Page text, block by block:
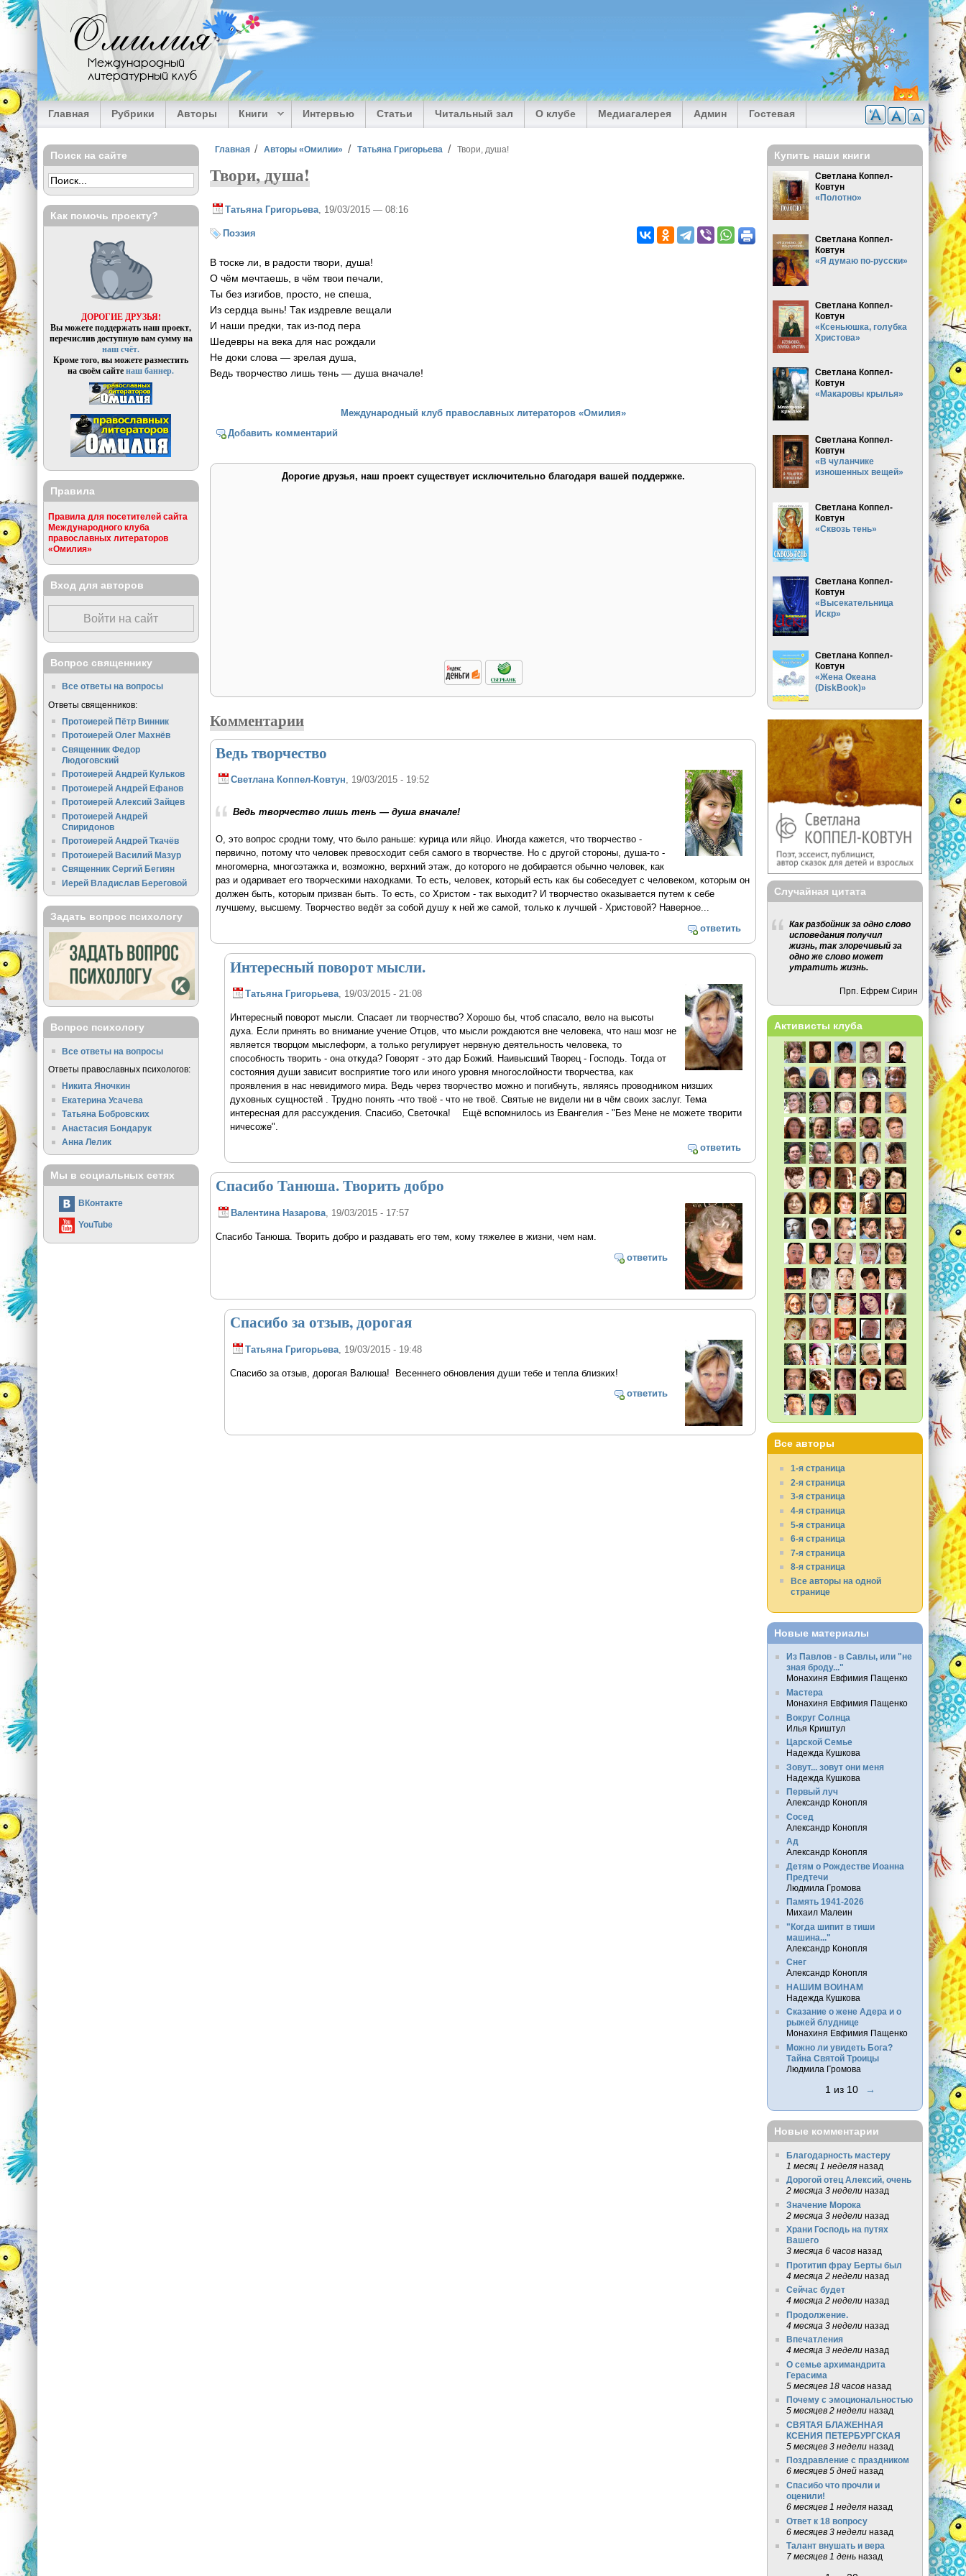
Перейти к основному содержанию
Омилия
Международный
литературный клуб
Главная Рубрики Авторы Книги Интервью Статьи Читальный зал О клубе Медиагалерея Админ Гостевая
Вы здесь
Главная Авторы «Омилии» Татьяна Григорьева Твори, душа!
Твори, душа!
Татьяна Григорьева , 19/03/2015 — 08:16
Поэзия
В тоске ли, в радости твори, душа!
О чём мечтаешь, в чём твои печали,
Ты без изгибов, просто, не спеша,
Из сердца вынь! Так издревле вещали
И наши предки, так из-под пера
Шедевры на века для нас рождали
Не доки слова — зрелая душа,
Ведь творчество лишь тень — душа вначале!
Международный клуб православных литераторов «Омилия»
Добавить комментарий
Дорогие друзья, наш проект существует исключительно благодаря вашей поддержке.
Комментарии
Ведь творчество
Светлана Коппел-Ковтун, 19/03/2015 - 19:52
Ведь творчество лишь тень — душа вначале!
О, это вопрос сродни тому, что было раньше: курица или яйцо. Иногда кажется, что творчество -
первично, потому что человек превосходит себя самого в творчестве. Но с другой стороны, душа-то -
многомерна, многоэтажка и, возможно, верхний этаж, до которого не добирается обычно человек, как
раз и одаривает его творческими находками. То есть, человек, который есть как бы собеседует с человеком, которым он
должен быть, которым призван быть. То есть, со Христом - так выходит? И творчество оказывается путем к себе
лучшему, высшему. Творчество ведёт за собой душу к ней же самой, только к лучшей - Христовой? Наверное...
ответить
Интересный поворот мысли.
Татьяна Григорьева, 19/03/2015 - 21:08
Интересный поворот мысли. Спасает ли творчество? Хорошо бы, чтоб спасало, вело на высоты
духа. Если принять во внимание учение Отцов, что мысли рождаются вне человека, что наш мозг не
является творцом мыслеформ, а только регулирует нервную деятельность человека, то
способность творить - она откуда? Говорят - это дар Божий. Наивысший Творец - Господь. Тогда от
состояния души зависит восприятие того или иного уровня многослойности творчества, как
проявления в нас невидимого мира. Ведь через творчество можно и погибнуть, являясь проводником низших
духовных сущностей . Трудно понять -что твоё - что не твоё. Святые не видели ни в чём своих заслуг. Тема
интересная для рассуждения. Спасибо, Светочка! Ещё вспомнилось из Евангелия - "Без Мене не можете творити
ничесоже".
ответить
Спасибо Танюша. Творить добро
Валентина Назарова, 19/03/2015 - 17:57
Спасибо Танюша. Творить добро и раздавать его тем, кому тяжелее в жизни, чем нам.
ответить
Спасибо за отзыв, дорогая
Татьяна Григорьева, 19/03/2015 - 19:48
Спасибо за отзыв, дорогая Валюша! Весеннего обновления души тебе и тепла близких!
ответить
Поиск на сайте
Как помочь проекту?
ДОРОГИЕ ДРУЗЬЯ!
Вы можете поддержать наш проект,
перечислив доступную вам сумму на
наш счёт.
Кроме того, вы можете разместить
на своём сайтенаш баннер.
Правила
Правила для посетителей сайта
Международного клуба
православных литераторов
«Омилия»
Вход для авторов
Войти на сайт
Вопрос священнику
Все ответы на вопросы
Ответы священников:
Протоиерей Пётр Винник
Протоиерей Олег Махнёв
Священник Федор
Людоговский
Протоиерей Андрей Кульков
Протоиерей Андрей Ефанов
Протоиерей Алексий Зайцев
Протоиерей Андрей
Спиридонов
Протоиерей Андрей Ткачёв
Протоиерей Василий Мазур
Священник Сергий Бегиян
Иерей Владислав Береговой
Задать вопрос психологу
Вопрос психологу
Все ответы на вопросы
Ответы православных психологов:
Никита Яночкин
Екатерина Усачева
Татьяна Бобровских
Анастасия Бондарук
Анна Лелик
Мы в социальных сетях
ВКонтакте
YouTube
Купить наши книги
Светлана Коппел-
Ковтун
«Полотно»
Светлана Коппел-
Ковтун
«Я думаю по-русски»
Светлана Коппел-
Ковтун
«Ксеньюшка, голубка
Христова»
Светлана Коппел-
Ковтун
«Макаровы крылья»
Светлана Коппел-
Ковтун
«В чуланчике
изношенных вещей»
Светлана Коппел-
Ковтун
«Сквозь тень»
Светлана Коппел-
Ковтун
«Высекательница
Искр»
Светлана Коппел-
Ковтун
«Жена Океана
(DiskBook)»
Случайная цитата
Как разбойник за одно слово
исповедания получил
жизнь, так злоречивый за
одно же слово может
утратить жизнь.
Прп. Ефрем Сирин
Активисты клуба
Все авторы
1-я страница
2-я страница
3-я страница
4-я страница
5-я страница
6-я страница
7-я страница
8-я страница
Все авторы на одной
странице
Новые материалы
Из Павлов - в Савлы, или "не
зная броду..."
Монахиня Евфимия Пащенко
Мастера
Монахиня Евфимия Пащенко
Вокруг Солнца
Илья Криштул
Царской Семье
Надежда Кушкова
Зовут... зовут они меня
Надежда Кушкова
Первый луч
Александр Конопля
Сосед
Александр Конопля
Ад
Александр Конопля
Детям о Рождестве Иоанна
Предтечи
Людмила Громова
Память 1941-2026
Михаил Малеин
"Когда шипит в тиши
машина..."
Александр Конопля
Снег
Александр Конопля
НАШИМ ВОИНАМ
Надежда Кушкова
Сказание о жене Адера и о
рыжей блуднице
Монахиня Евфимия Пащенко
Можно ли увидеть Бога?
Тайна Святой Троицы
Людмила Громова
1 из 10 →
Новые комментарии
Благодарность мастеру
1 месяц 1 неделяназад
Дорогой отец Алексий, очень
2 месяца 3 неделиназад
Значение Морока
2 месяца 3 неделиназад
Храни Господь на путях
Вашего
3 месяца 6 часовназад
Протитип фрау Берты был
4 месяца 2 неделиназад
Сейчас будет
4 месяца 2 неделиназад
Продолжение.
4 месяца 3 неделиназад
Впечатления
4 месяца 3 неделиназад
О семье архимандрита
Герасима
5 месяцев 18 часовназад
Почему с эмоциональностью
5 месяцев 2 неделиназад
СВЯТАЯ БЛАЖЕННАЯ
КСЕНИЯ ПЕТЕРБУРГСКАЯ
5 месяцев 3 неделиназад
Поздравление с праздником
6 месяцев 5 днейназад
Спасибо что прочли и
оценили!
6 месяцев 1 неделяназад
Ответ к 18 вопросу
6 месяцев 3 неделиназад
Талант внушать и вера
7 месяцев 1 деньназад